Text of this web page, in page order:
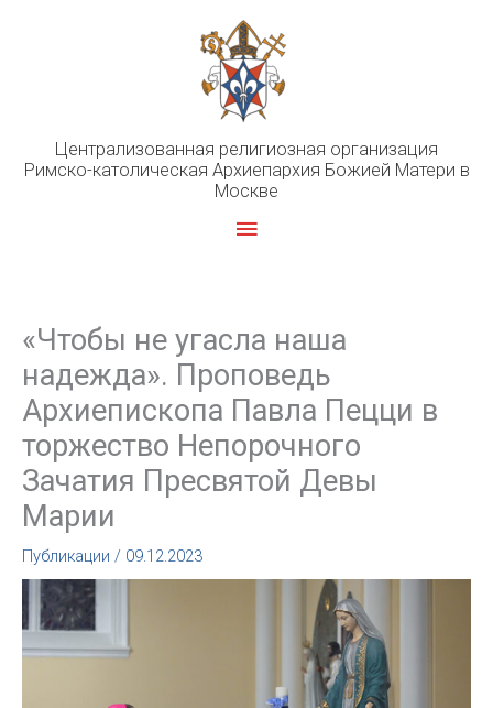
Централизованная религиозная организация
Римско-католическая Архиепархия Божией Матери в
Москве
Главное
«Чтобы не угасла наша
надежда». Проповедь
Архиепископа Павла Пецци в
торжество Непорочного
Зачатия Пресвятой Девы
Марии
Публикации / 09.12.2023